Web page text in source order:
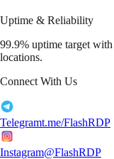
Uptime & Reliability
99.9% uptime target
locations.
Connect With Us
Telegramt.me/FlashRDP
Instagram@FlashRDP